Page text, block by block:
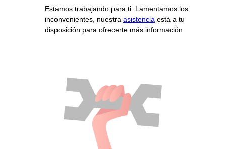
Estamos trabajando para ti. Lamentamos los
inconvenientes, nuestra asistencia está a tu
disposición para ofrecerte más información